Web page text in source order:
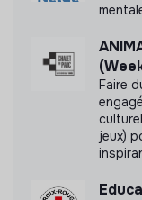
N'a pas encore
transparence
Faire
jeux)